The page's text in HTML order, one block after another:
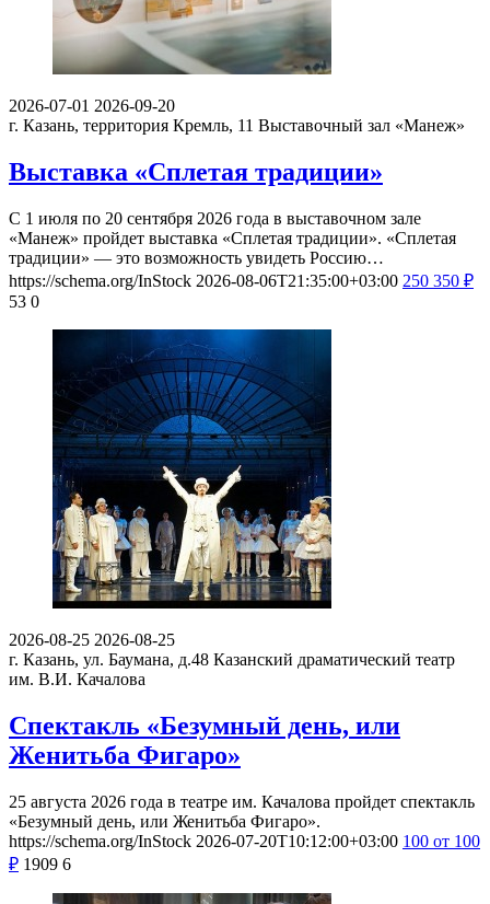
2026-07-01 2026-09-20
г. Казань, территория Кремль, 11 Выставочный зал «Манеж»
Выставка «Сплетая традиции»
С 1 июля по 20 сентября 2026 года в выставочном зале
«Манеж» пройдет выставка «Сплетая традиции». «Сплетая
традиции» — это возможность увидеть Россию…
https://schema.org/InStock 2026-08-06T21:35:00+03:00 250 350 ₽
53 0
2026-08-25 2026-08-25
г. Казань, ул. Баумана, д.48 Казанский драматический театр
им. В.И. Качалова
Спектакль «Безумный день, или
Женитьба Фигаро»
25 августа 2026 года в театре им. Качалова пройдет спектакль
«Безумный день, или Женитьба Фигаро».
https://schema.org/InStock 2026-07-20T10:12:00+03:00 100 от 100
₽ 1909 6